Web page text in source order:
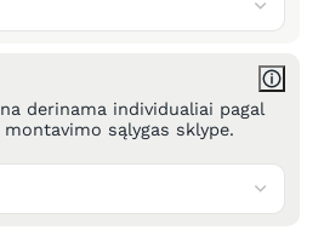
derinama individualiai pagal
sąlygas sklype.